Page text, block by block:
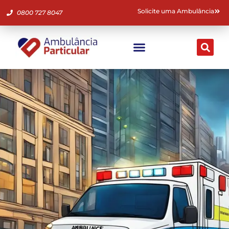
0800 727 8047 Solicite uma Ambulância